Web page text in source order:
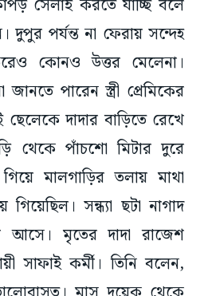
সেলাই করতে যাচ্ছি বলে
দুপুর পর্যন্ত না ফেরায় সন্দেহ
কোনও উত্তর মেলেনা।
পারেন স্ত্রী প্রেমিকের
দাদার বাড়িতে রেখে
থেকে পাঁচশো মিটার দুরে
মালগাড়ির তলায় মাথা
সন্ধ্যা ছটা নাগাদ
আসে। মৃতের দাদা রাজেশ
সাফাই কর্মী। তিনি বলেন,